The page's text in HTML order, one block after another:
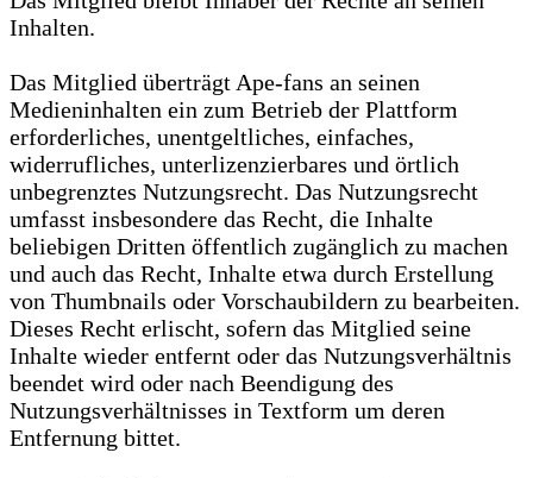
Inhalten.
Das Mitglied überträgt Ape-fans an seinen
Medieninhalten ein zum Betrieb der Plattform
erforderliches, unentgeltliches, einfaches,
widerrufliches, unterlizenzierbares und örtlich
unbegrenztes Nutzungsrecht. Das Nutzungsrecht
umfasst insbesondere das Recht, die Inhalte
beliebigen Dritten öffentlich zugänglich zu machen
und auch das Recht, Inhalte etwa durch Erstellung
von Thumbnails oder Vorschaubildern zu bearbeiten.
Dieses Recht erlischt, sofern das Mitglied seine
Inhalte wieder entfernt oder das Nutzungsverhältnis
beendet wird oder nach Beendigung des
Nutzungsverhältnisses in Textform um deren
Entfernung bittet.